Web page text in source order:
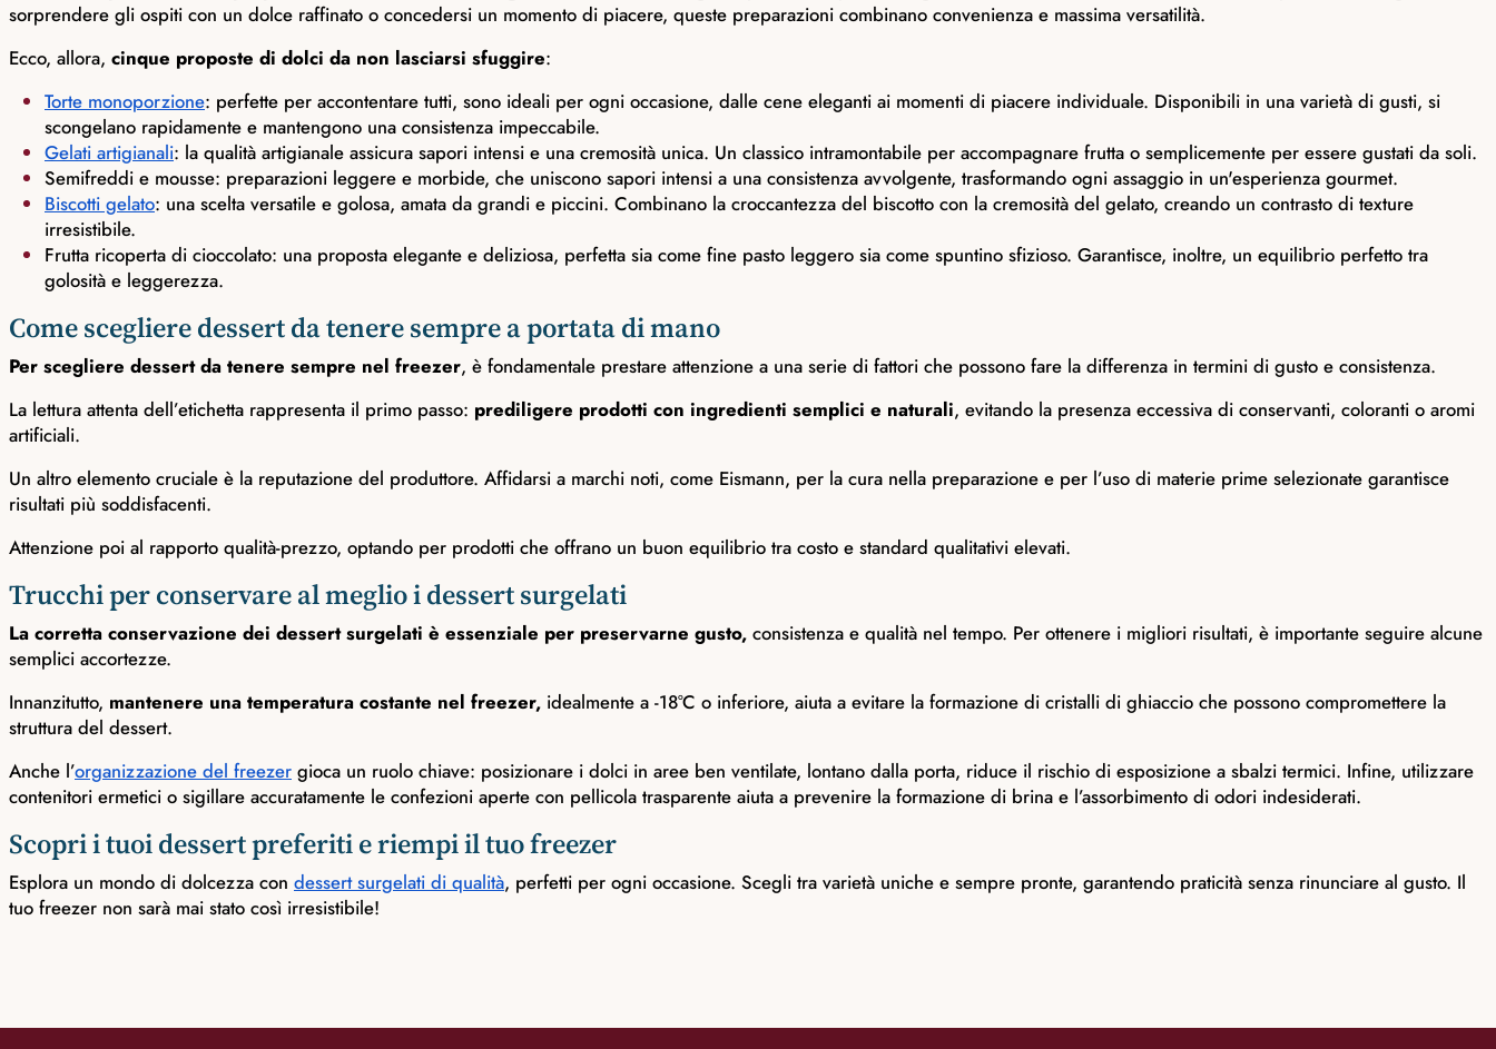
sorprendere gli ospiti con un dolce raffinato o concedersi un momento di piacere, queste preparazioni combinano convenienza e massima versatilità.
Ecco, allora, cinque proposte di dolci da non lasciarsi sfuggire:
Torte monoporzione: perfette per accontentare tutti, sono ideali per ogni occasione, dalle cene eleganti ai momenti di piacere individuale. Disponibili in una varietà di gusti, si
scongelano rapidamente e mantengono una consistenza impeccabile.
Gelati artigianali: la qualità artigianale assicura sapori intensi e una cremosità unica. Un classico intramontabile per accompagnare frutta o semplicemente per essere gustati da soli.
Semifreddi e mousse: preparazioni leggere e morbide, che uniscono sapori intensi a una consistenza avvolgente, trasformando ogni assaggio in un'esperienza gourmet.
Biscotti gelato: una scelta versatile e golosa, amata da grandi e piccini. Combinano la croccantezza del biscotto con la cremosità del gelato, creando un contrasto di texture
irresistibile.
Frutta ricoperta di cioccolato: una proposta elegante e deliziosa, perfetta sia come fine pasto leggero sia come spuntino sfizioso. Garantisce, inoltre, un equilibrio perfetto tra
golosità e leggerezza.
Come scegliere dessert da tenere sempre a portata di mano
Per scegliere dessert da tenere sempre nel freezer, è fondamentale prestare attenzione a una serie di fattori che possono fare la differenza in termini di gusto e consistenza.
La lettura attenta dell’etichetta rappresenta il primo passo: prediligere prodotti con ingredienti semplici e naturali, evitando la presenza eccessiva di conservanti, coloranti o aromi
artificiali.
Un altro elemento cruciale è la reputazione del produttore. Affidarsi a marchi noti, come Eismann, per la cura nella preparazione e per l’uso di materie prime selezionate garantisce
risultati più soddisfacenti.
Attenzione poi al rapporto qualità-prezzo, optando per prodotti che offrano un buon equilibrio tra costo e standard qualitativi elevati.
Trucchi per conservare al meglio i dessert surgelati
La corretta conservazione dei dessert surgelati è essenziale per preservarne gusto, consistenza e qualità nel tempo. Per ottenere i migliori risultati, è importante seguire alcune
semplici accortezze.
Innanzitutto, mantenere una temperatura costante nel freezer, idealmente a -18°C o inferiore, aiuta a evitare la formazione di cristalli di ghiaccio che possono compromettere la
struttura del dessert.
Anche l’organizzazione del freezer gioca un ruolo chiave: posizionare i dolci in aree ben ventilate, lontano dalla porta, riduce il rischio di esposizione a sbalzi termici. Infine, utilizzare
contenitori ermetici o sigillare accuratamente le confezioni aperte con pellicola trasparente aiuta a prevenire la formazione di brina e l’assorbimento di odori indesiderati.
Scopri i tuoi dessert preferiti e riempi il tuo freezer
Esplora un mondo di dolcezza con dessert surgelati di qualità, perfetti per ogni occasione. Scegli tra varietà uniche e sempre pronte, garantendo praticità senza rinunciare al gusto. Il
tuo freezer non sarà mai stato così irresistibile!